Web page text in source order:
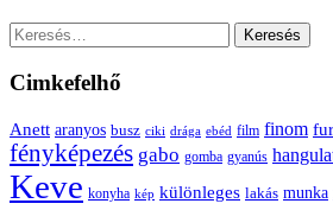
Keresés:
Cimkefelhő
Anett aranyos busz ciki drága ebéd film finom
fényképezés gabo gomba gyanús
Keve konyha kép különleges lakás munka